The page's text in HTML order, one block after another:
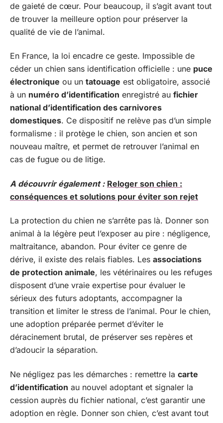
de gaieté de cœur. Pour beaucoup, il s’agit avant tout
de trouver la meilleure option pour préserver la
qualité de vie de l’animal.
En France, la loi encadre ce geste. Impossible de
céder un chien sans identification officielle : une puce
électronique ou un tatouage est obligatoire, associé
à un numéro d’identification enregistré au fichier
national d’identification des carnivores
domestiques. Ce dispositif ne relève pas d’un simple
formalisme : il protège le chien, son ancien et son
nouveau maître, et permet de retrouver l’animal en
cas de fugue ou de litige.
A découvrir également : Reloger son chien :
conséquences et solutions pour éviter son rejet
La protection du chien ne s’arrête pas là. Donner son
animal à la légère peut l’exposer au pire : négligence,
maltraitance, abandon. Pour éviter ce genre de
dérive, il existe des relais fiables. Les associations
de protection animale, les vétérinaires ou les refuges
disposent d’une vraie expertise pour évaluer le
sérieux des futurs adoptants, accompagner la
transition et limiter le stress de l’animal. Pour le chien,
une adoption préparée permet d’éviter le
déracinement brutal, de préserver ses repères et
d’adoucir la séparation.
Ne négligez pas les démarches : remettre la carte
d’identification au nouvel adoptant et signaler la
cession auprès du fichier national, c’est garantir une
adoption en règle. Donner son chien, c’est avant tout